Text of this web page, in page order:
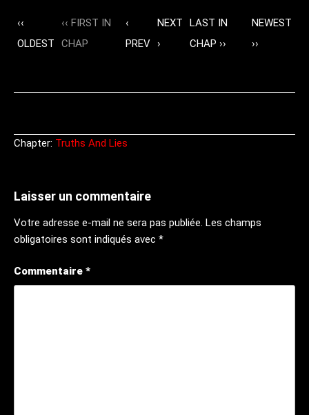
‹‹
OLDEST
‹‹ FIRST IN
CHAP
‹
PREV
NEXT
›
LAST IN
CHAP ››
NEWEST
››
Chapter: Truths And Lies
Laisser un commentaire
Votre adresse e-mail ne sera pas publiée. Les champs
obligatoires sont indiqués avec *
Commentaire *